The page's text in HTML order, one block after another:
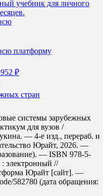
учебник для личного
платформу
₽
стран
системы зарубежных
для вузов /
— 4-е изд., перераб. и
Юрайт, 2026. —
— ISBN 978-5-
электронный //
Юрайт [сайт]. —
582780 (дата обращения: